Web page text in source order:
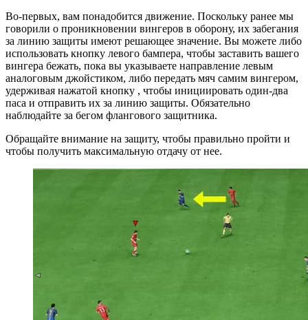
Во-первых, вам понадобится движение. Поскольку ранее мы
говорили о проникновении вингеров в оборону, их забегания
за линию защиты имеют решающее значение. Вы можете либо
использовать кнопку левого бампера, чтобы заставить вашего
вингера бежать, пока вы указываете направление левым
аналоговым джойстиком, либо передать мяч самим вингером,
удерживая нажатой кнопку , чтобы инициировать один-два
паса и отправить их за линию защиты. Обязательно
наблюдайте за бегом флангового защитника.
Обращайте внимание на защиту, чтобы правильно пройти и
чтобы получить максимальную отдачу от нее.